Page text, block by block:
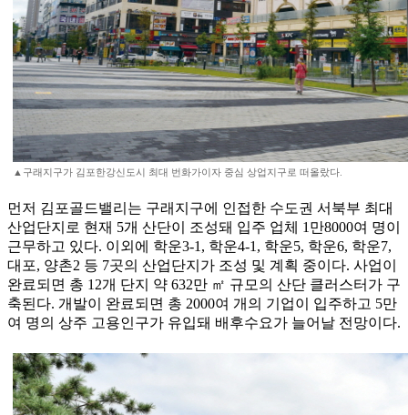
▲구래지구가 김포한강신도시 최대 번화가이자 중심 상업지구로 떠올랐다.
먼저 김포골드밸리는 구래지구에 인접한 수도권 서북부 최대
산업단지로 현재 5개 산단이 조성돼 입주 업체 1만8000여 명이
근무하고 있다. 이외에 학운3-1, 학운4-1, 학운5, 학운6, 학운7,
대포, 양촌2 등 7곳의 산업단지가 조성 및 계획 중이다. 사업이
완료되면 총 12개 단지 약 632만 ㎡ 규모의 산단 클러스터가 구
축된다. 개발이 완료되면 총 2000여 개의 기업이 입주하고 5만
여 명의 상주 고용인구가 유입돼 배후수요가 늘어날 전망이다.